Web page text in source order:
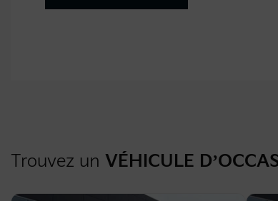
Trouvez un VÉHICULE